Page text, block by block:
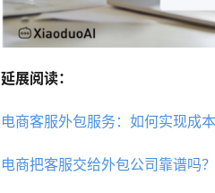
延展阅读：
电商客服外包服务：如何实现成
电商把客服交给外包公司靠谱吗